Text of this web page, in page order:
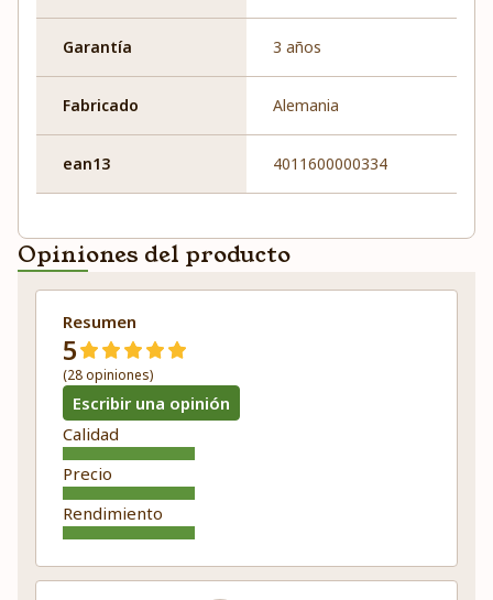
Garantía 3 años
Fabricado Alemania
ean13 4011600000334
Opiniones del producto
Resumen
5
(28 opiniones)
Escribir una opinión
Calidad
Precio
Rendimiento